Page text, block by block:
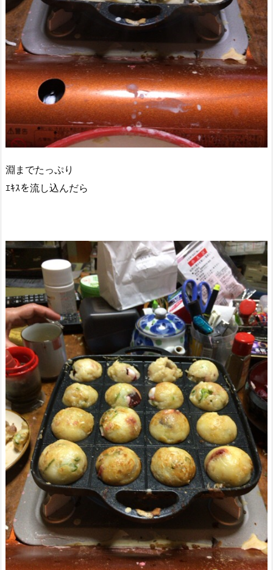
淵までたっぷり
ｴｷｽを流し込んだら